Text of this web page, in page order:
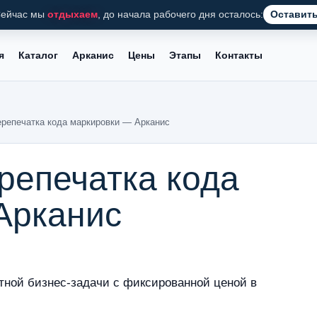
мы отдыхаем , до начала рабочего дня осталось:
Каталог Арканис Цены Этапы Контакты
кода маркировки — Арканис
кода
бизнес-задачи с фиксированной ценой в